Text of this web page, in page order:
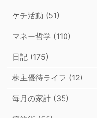
ケチ活動 (51)
マネー哲学 (110)
日記 (175)
株主優待ライフ (12)
毎月の家計 (35)